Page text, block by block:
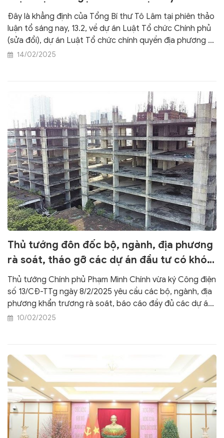
Đây là khẳng định của Tổng Bí thư Tô Lâm tại phiên thảo
luận tổ sáng nay, 13.2, về dự án Luật Tổ chức Chính phủ
(sửa đổi), dự án Luật Tổ chức chính quyền địa phương và
dự thảo Nghị quyết của Quốc hội quy định về xử lý một
trưởng kinh tế, bởi chỉ có tăng trưởng thì mới có đủ tiềm
lực bảo vệ đất nước, bảo vệ Tổ quốc, đủ điều kiện để
thực thi các chính sách của Đảng, Nhà nước, đạt được
các mục tiêu mới, tránh được nguy cơ tụt hậu. Thời điểm
hiện nay chính là “thời cơ vàng” để thực hiện tinh gọn tổ
chức bộ máy.
14/02/2025
Thủ tướng đôn đốc bộ, ngành, địa phương
rà soát, tháo gỡ các dự án đầu tư có khó
khăn, tồn đọng kéo dài
Thủ tướng Chính phủ Phạm Minh Chính vừa ký Công điện
số 13/CĐ-TTg ngày 8/2/2025 yêu cầu các bộ, ngành, địa
phương khẩn trương rà soát, báo cáo đầy đủ các dự án
đầu tư có khó khăn, vướng mắc, tồn đọng kéo dài để kịp
10/02/2025